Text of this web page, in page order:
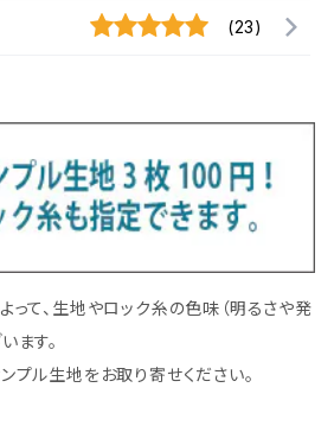
(23)
って、生地やロック糸の色味（明るさや発
ます。
プル生地をお取り寄せください。